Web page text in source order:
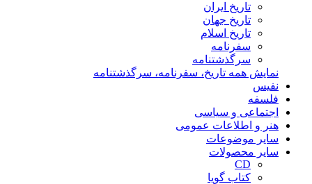
تاریخ ایران
تاریخ جهان
تاریخ اسلام
سفرنامه
سرگذشتنامه
نمایش همه تاریخ، سفرنامه، سرگذشتنامه
نفیس
فلسفه
اجتماعی و سیاسی
هنر و اطلاعات عمومی
سایر موضوعات
سایر محصولات
CD
کتاب گویا